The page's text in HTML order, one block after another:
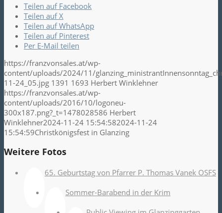
Teilen auf Facebook
Teilen auf X
Teilen auf WhatsApp
Teilen auf Pinterest
Per E-Mail teilen
https://franzvonsales.at/wp-
content/uploads/2024/11/
11-24_05.jpg 1391 1693 Herbert Winklehner
https://franzvonsales.at/wp-
content/uploads/2016/10/logoneu-
300x187.png?_t=1478028586 Herbert
Winklehner2024-11-24 15:54:582024-11-24
15:54:59Christkönigsfest in Glanzing
Weitere Fotos
65. Geburtstag von Pfarrer P. Thomas Vanek OSFS
Sommer-Barabend in der Krim